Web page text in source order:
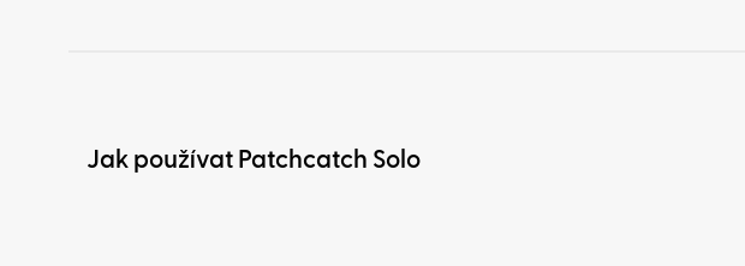
Jak používat Patchcatch Solo